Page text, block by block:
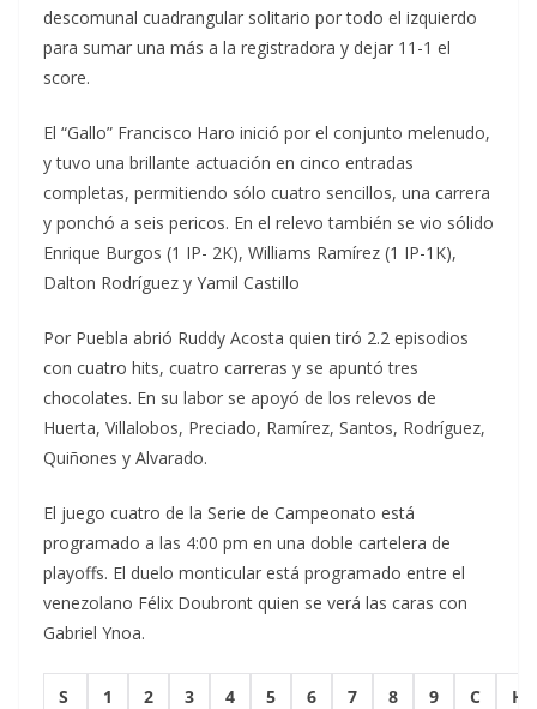
descomunal cuadrangular solitario por todo el izquierdo
para sumar una más a la registradora y dejar 11-1 el
score.
El “Gallo” Francisco Haro inició por el conjunto melenudo,
y tuvo una brillante actuación en cinco entradas
completas, permitiendo sólo cuatro sencillos, una carrera
y ponchó a seis pericos. En el relevo también se vio sólido
Enrique Burgos (1 IP- 2K), Williams Ramírez (1 IP-1K),
Dalton Rodríguez y Yamil Castillo
Por Puebla abrió Ruddy Acosta quien tiró 2.2 episodios
con cuatro hits, cuatro carreras y se apuntó tres
chocolates. En su labor se apoyó de los relevos de
Huerta, Villalobos, Preciado, Ramírez, Santos, Rodríguez,
Quiñones y Alvarado.
El juego cuatro de la Serie de Campeonato está
programado a las 4:00 pm en una doble cartelera de
playoffs. El duelo monticular está programado entre el
venezolano Félix Doubront quien se verá las caras con
Gabriel Ynoa.
S
1 2 3 4 5 6 7 8 9 C H